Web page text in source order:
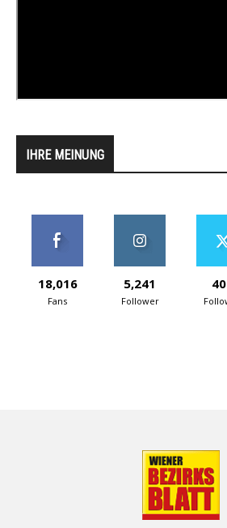
IHRE MEINUNG
18,016
Fans
5,241
Follower